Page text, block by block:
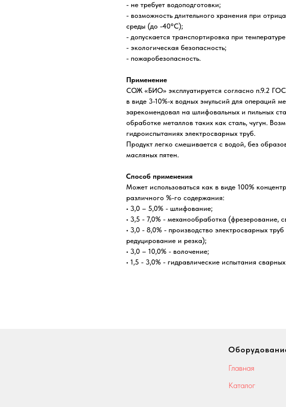
- не требует водоподготовки;
- возможность длительного хранения при
среды (до -40°С);
- допускается транспортировка при
- экологическая безопасность;
- пожаробезопасность.
Применение
СОЖ «БИО» эксплуатируется согласно п.9.2
в виде 3-10%-х водных эмульсий для операций
зарекомендовал на шлифовальных и пильных
обработке металлов таких как сталь, чугун.
гидроиспытаниях электросварных труб.
Продукт легко смешивается с водой, без
масляных пятен.
Способ применения
Может использоваться как в виде 100%
различного %-го содержания:
• 3,0 – 5,0% - шлифование;
• 3,5 - 7,0% - механообработка (фрезерование,
• 3,0 - 8,0% - производство электросварных
редуцирование и резка);
• 3,0 – 10,0% - волочение;
• 1,5 - 3,0% - гидравлические испытания
Главная
Каталог